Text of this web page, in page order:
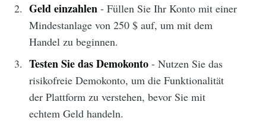
Geld einzahlen- Füllen Sie Ihr Konto mit einer
Mindestanlage von 250 $ auf, um mit dem
Handel zu beginnen.
Testen Sie das Demokonto- Nutzen Sie das
risikofreie Demokonto, um die Funktionalität
der Plattform zu verstehen, bevor Sie mit
echtem Geld handeln.